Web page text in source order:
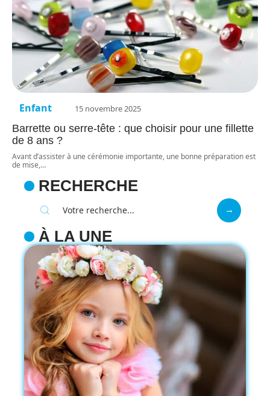
Enfant 15 novembre 2025
Barrette ou serre-tête : que choisir pour une fillette
de 8 ans ?
Avant d’assister à une cérémonie importante, une bonne préparation est
de mise,…
RECHERCHE
À LA UNE